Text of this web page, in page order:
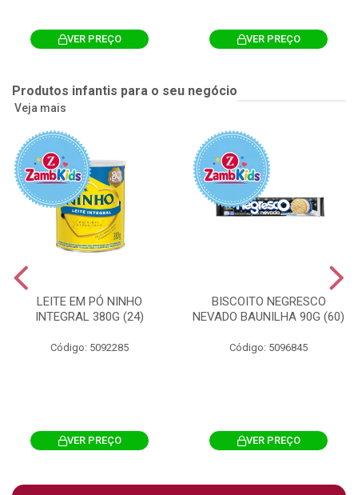
VER PREÇO VER PREÇO
Produtos infantis para o seu negócio
Veja mais
LEITE EM PÓ NINHO
INTEGRAL 380G (24)
Código: 5092285
VER PREÇO
BISCOITO NEGRESCO
NEVADO BAUNILHA 90G (60)
Código: 5096845
VER PREÇO